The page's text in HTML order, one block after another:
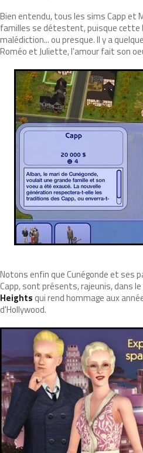
Bien entendu, tous les sims Capp et
familles se détestent, puisque cette
malédiction... ou presque. Il y a
Roméo et Juliette, l'amour fait son
Notons enfin que Cunégonde et ses
Capp, sont présents, rajeunis, dans le
Heightsqui rend hommage aux
d'Hollywood.